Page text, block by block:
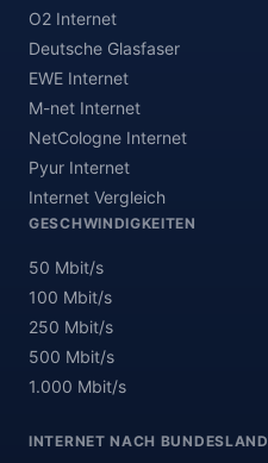
O2 Internet
Deutsche Glasfaser
EWE Internet
M-net Internet
NetCologne Internet
Pyur Internet
Internet Vergleich
GESCHWINDIGKEITEN
50 Mbit/s
100 Mbit/s
250 Mbit/s
500 Mbit/s
1.000 Mbit/s
INTERNET NACH BUNDESLAND